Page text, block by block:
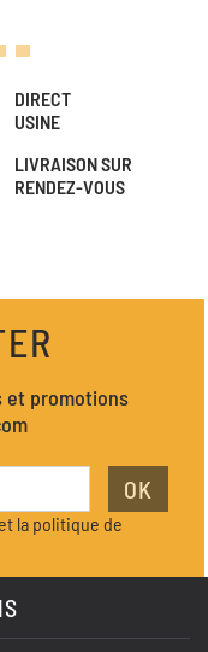
DIRECT
USINE
LIVRAISON SUR
RENDEZ-VOUS
et promotions
OK
la politique de